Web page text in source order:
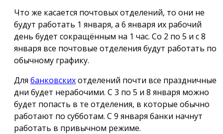
Что же касается почтовых отделений, то они не
будут работать 1 января, а 6 января их рабочий
день будет сокращённым на 1 час. Со 2 по 5 и с 8
января все почтовые отделения будут работать по
обычному графику.
Для банковскихотделений почти все праздничные
дни будет нерабочими. С 3 по 5 и 8 января можно
будет попасть в те отделения, в которые обычно
работают по субботам. С 9 января банки начнут
работать в привычном режиме.